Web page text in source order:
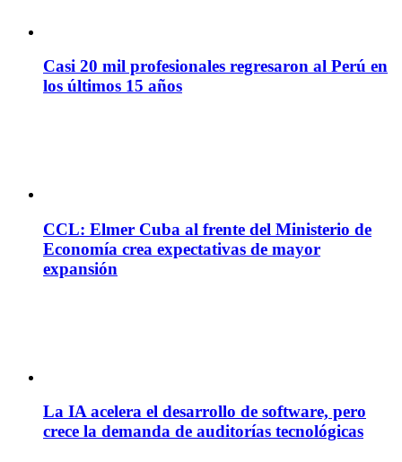
Casi 20 mil profesionales regresaron al Perú en
los últimos 15 años
CCL: Elmer Cuba al frente del Ministerio de
Economía crea expectativas de mayor
expansión
La IA acelera el desarrollo de software, pero
crece la demanda de auditorías tecnológicas